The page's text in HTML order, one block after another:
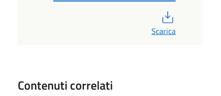
Scarica
Contenuti correlati